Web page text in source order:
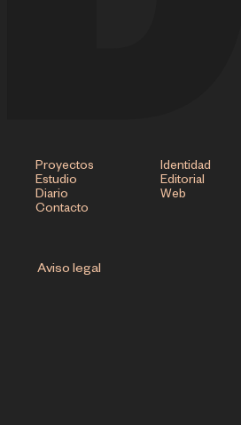
Proyectos
Estudio
Diario
Contacto
Identidad
Editorial
Web
Aviso legal